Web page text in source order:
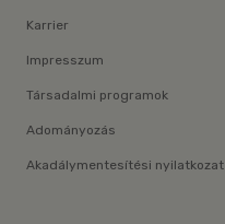
Karrier
Impresszum
Társadalmi programok
Adományozás
Akadálymentesítési nyilatkozat